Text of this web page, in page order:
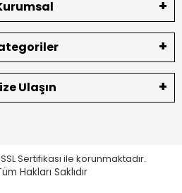
Ulaşın
Sertifikası ile korunmaktadır.
Hakları Saklıdır